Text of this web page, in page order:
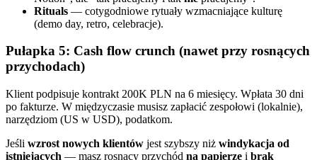
Rituals — cotygodniowe rytuały wzmacniające kulturę
(demo day, retro, celebracje).
Pułapka 5: Cash flow crunch (nawet przy rosnących
przychodach)
Klient podpisuje kontrakt 200K PLN na 6 miesięcy. Wpłata 30 dni
po fakturze. W międzyczasie musisz zapłacić zespołowi (lokalnie),
narzędziom (US w USD), podatkom.
Jeśli wzrost nowych klientów jest szybszy niż windykacja od
istniejących — masz rosnący przychód na papierze i brak